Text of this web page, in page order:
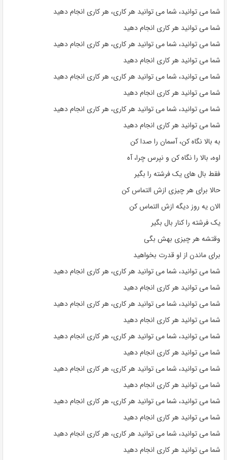
شما می توانید، شما می توانید هر کاری، هر کاری انجام دهید
شما می توانید هر کاری انجام دهید
شما می توانید، شما می توانید هر کاری، هر کاری انجام دهید
شما می توانید هر کاری انجام دهید
شما می توانید، شما می توانید هر کاری، هر کاری انجام دهید
شما می توانید هر کاری انجام دهید
شما می توانید، شما می توانید هر کاری، هر کاری انجام دهید
شما می توانید هر کاری انجام دهید
به بالا نگاه کن، آسمان را صدا کن
اوه، بالا را نگاه کن و نپرس چرا، آه
فقط بال های یک فرشته را بگیر
حالا برای هر چیزی ازش التماس کن
الان یه روز دیگه ازش التماس کن
یک فرشته را کنار بال بگیر
وقتشه هر چیزی بهش بگی
برای ماندن از او قدرت بخواهید
شما می توانید، شما می توانید هر کاری، هر کاری انجام دهید
شما می توانید هر کاری انجام دهید
شما می توانید، شما می توانید هر کاری، هر کاری انجام دهید
شما می توانید هر کاری انجام دهید
شما می توانید، شما می توانید هر کاری، هر کاری انجام دهید
شما می توانید هر کاری انجام دهید
شما می توانید، شما می توانید هر کاری، هر کاری انجام دهید
شما می توانید هر کاری انجام دهید
شما می توانید، شما می توانید هر کاری، هر کاری انجام دهید
شما می توانید هر کاری انجام دهید
شما می توانید، شما می توانید هر کاری، هر کاری انجام دهید
شما می توانید هر کاری انجام دهید